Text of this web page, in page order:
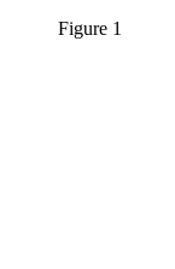
Figure 1